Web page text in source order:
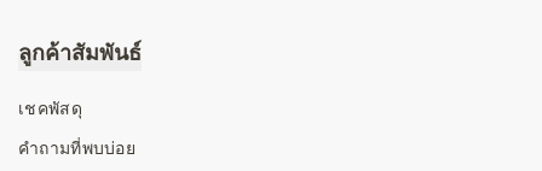
ลูกค้าสัมพันธ์
เชคพัสดุ
คำถามที่พบบ่อย